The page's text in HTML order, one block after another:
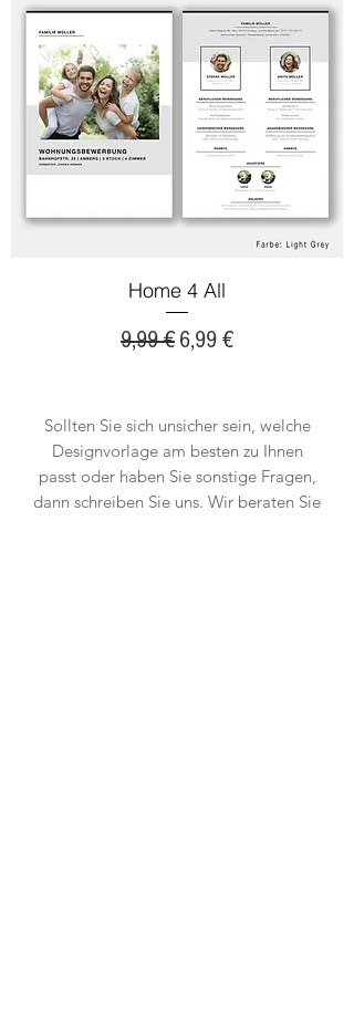
Home 4 All
Standardpreis
9,99 € Sale-Preis
6,99 €
Sollten Sie sich unsicher sein, welche
Designvorlage am besten zu Ihnen
passt oder haben Sie sonstige Fragen,
dann schreiben Sie uns. Wir beraten Sie